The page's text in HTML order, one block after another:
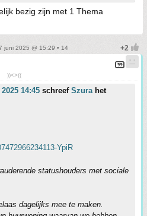
bezig zijn met 1 Thema
juni 2025 @ 15:29 • 14
))<>((
14:45 schreef Szurahet
YpiR
statushouders met sociale
dagelijks mee te maken.